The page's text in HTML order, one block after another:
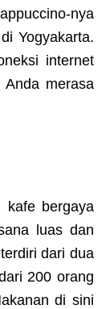
nya
Yogyakarta.
internet
Anda merasa
kafe bergaya
luas dan
dari dua
200 orang
di sini